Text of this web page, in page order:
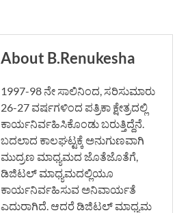
About B.Renukesha
1997-98 ನೇ ಸಾಲಿನಿಂದ, ಸರಿಸುಮಾರು
26-27 ವರ್ಷಗಳಿಂದ ಪತ್ರಿಕಾ ಕ್ಷೇತ್ರದಲ್ಲಿ
ಕಾರ್ಯನಿರ್ವಹಿಸಿಕೊಂಡು ಬರುತ್ತಿದ್ದೆನೆ.
ಬದಲಾದ ಕಾಲಘಟ್ಟಕ್ಕೆ ಅನುಗುಣವಾಗಿ
ಮುದ್ರಣ ಮಾಧ್ಯಮದ ಜೊತೆಜೊತೆಗೆ,
ಡಿಜಿಟಲ್ ಮಾಧ್ಯಮದಲ್ಲಿಯೂ
ಕಾರ್ಯನಿರ್ವಹಿಸುವ ಅನಿವಾರ್ಯತೆ
ಎದುರಾಗಿದೆ. ಆದರೆ ಡಿಜಿಟಲ್ ಮಾಧ್ಯಮ